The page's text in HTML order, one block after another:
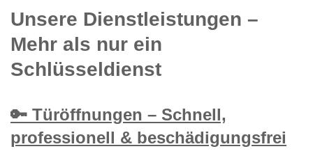
Unsere Dienstleistungen –
Mehr als nur ein
Schlüsseldienst
🔑 Türöffnungen – Schnell,
professionell & beschädigungsfrei